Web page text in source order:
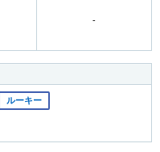
-
ルーキー